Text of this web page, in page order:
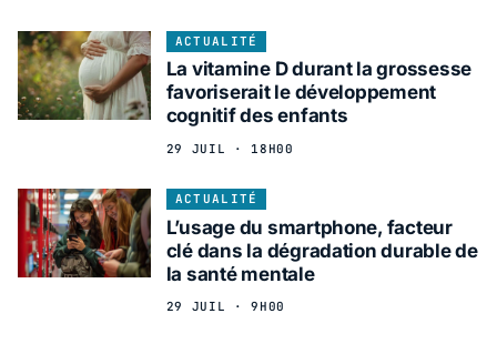
ACTUALITÉ
La vitamine D durant la grossesse
favoriserait le développement
cognitif des enfants
29 JUIL · 18H00
ACTUALITÉ
L’usage du smartphone, facteur
clé dans la dégradation durable de
la santé mentale
29 JUIL · 9H00